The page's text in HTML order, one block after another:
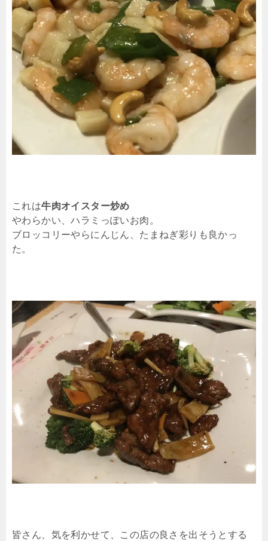
これは牛肉オイスター炒め
やわらかい、ハラミっぽいお肉。
ブロッコリーやらにんじん、たまねぎ彩りも良かっ
た。
皆さん、気を利かせて、この店の良さを出そうとする